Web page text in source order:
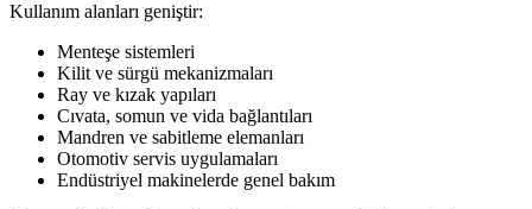
Kullanım alanları geniştir:
Menteşe sistemleri
Kilit ve sürgü mekanizmaları
Ray ve kızak yapıları
Cıvata, somun ve vida bağlantıları
Mandren ve sabitleme elemanları
Otomotiv servis uygulamaları
Endüstriyel makinelerde genel bakım